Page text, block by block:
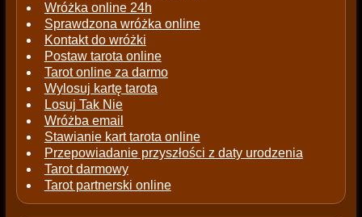
Wróżka online 24h
Sprawdzona wróżka online
Kontakt do wróżki
Postaw tarota online
Tarot online za darmo
Wylosuj kartę tarota
Losuj Tak Nie
Wróżba email
Stawianie kart tarota online
Przepowiadanie przyszłości z daty urodzenia
Tarot darmowy
Tarot partnerski online